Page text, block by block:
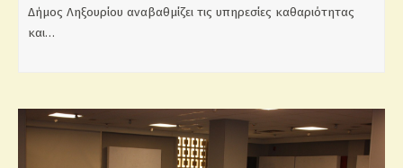
Δήμος Ληξουρίου αναβαθμίζει τις υπηρεσίες καθαριότητας
και…